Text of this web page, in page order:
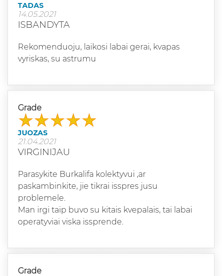
TADAS
14.05.2021
ISBANDYTA
Rekomenduoju, laikosi labai gerai, kvapas
vyriskas, su astrumu
Grade
JUOZAS
21.04.2021
VIRGINIJAU
Parasykite Burkalifa kolektyvui ,ar
paskambinkite, jie tikrai isspres jusu
problemele.
Man irgi taip buvo su kitais kvepalais, tai labai
operatyviai viska issprende.
Grade